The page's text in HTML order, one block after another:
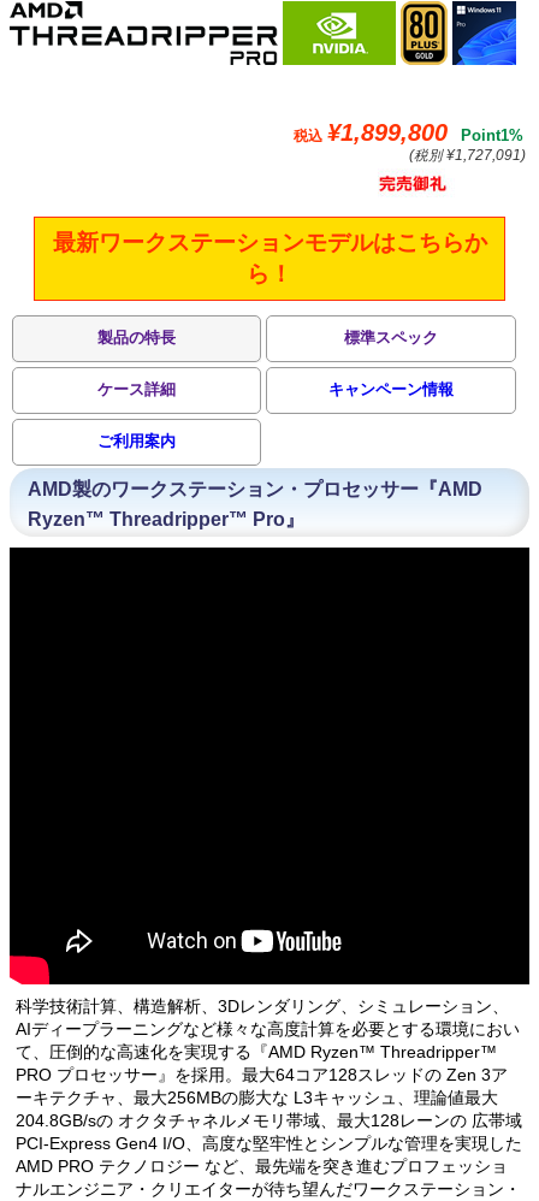
税込 ¥1,899,800 Point1%
(税別 ¥1,727,091)
最新ワークステーションモデルはこちらか
ら！
製品の特長 標準スペック
ケース詳細 キャンペーン情報
ご利用案内
AMD製のワークステーション・プロセッサー『AMD
Ryzen™ Threadripper™ Pro』
科学技術計算、構造解析、3Dレンダリング、シミュレーション、
AIディープラーニングなど様々な高度計算を必要とする環境におい
て、圧倒的な高速化を実現する『AMD Ryzen™ Threadripper™
PRO プロセッサー』を採用。最大64コア128スレッドの Zen 3ア
ーキテクチャ、最大256MBの膨大な L3キャッシュ、理論値最大
204.8GB/sの オクタチャネルメモリ帯域、最大128レーンの 広帯域
PCI-Express Gen4 I/O、高度な堅牢性とシンプルな管理を実現した
AMD PRO テクノロジー など、最先端を突き進むプロフェッショ
ナルエンジニア・クリエイターが待ち望んだワークステーション・